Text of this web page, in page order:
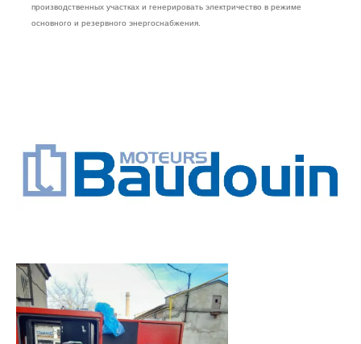
производственных участках и генерировать электричество в режиме
основного и резервного энергоснабжения.